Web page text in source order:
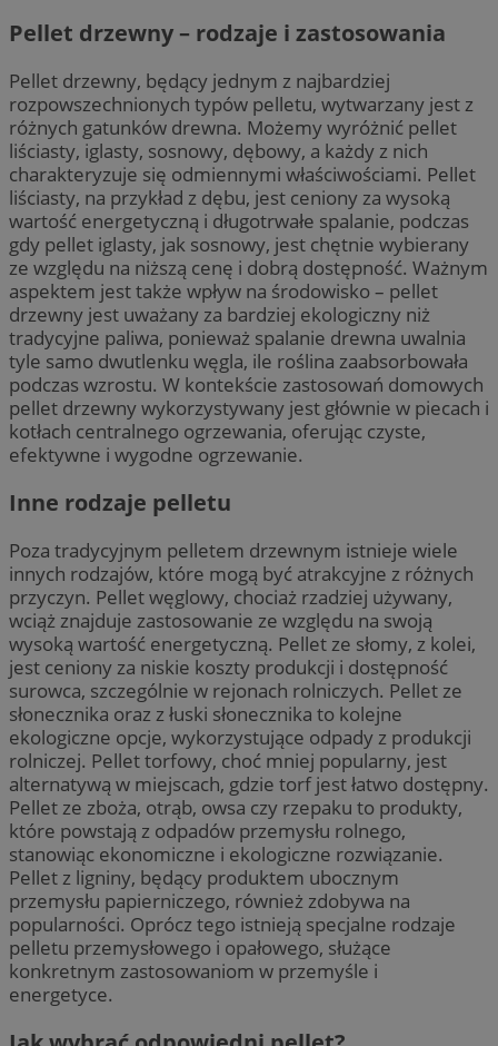
Pellet drzewny – rodzaje i zastosowania
Pellet drzewny, będący jednym z najbardziej
rozpowszechnionych typów pelletu, wytwarzany jest z
różnych gatunków drewna. Możemy wyróżnić pellet
liściasty, iglasty, sosnowy, dębowy, a każdy z nich
charakteryzuje się odmiennymi właściwościami. Pellet
liściasty, na przykład z dębu, jest ceniony za wysoką
wartość energetyczną i długotrwałe spalanie, podczas
gdy pellet iglasty, jak sosnowy, jest chętnie wybierany
ze względu na niższą cenę i dobrą dostępność. Ważnym
aspektem jest także wpływ na środowisko – pellet
drzewny jest uważany za bardziej ekologiczny niż
tradycyjne paliwa, ponieważ spalanie drewna uwalnia
tyle samo dwutlenku węgla, ile roślina zaabsorbowała
podczas wzrostu. W kontekście zastosowań domowych
pellet drzewny wykorzystywany jest głównie w piecach i
kotłach centralnego ogrzewania, oferując czyste,
efektywne i wygodne ogrzewanie.
Inne rodzaje pelletu
Poza tradycyjnym pelletem drzewnym istnieje wiele
innych rodzajów, które mogą być atrakcyjne z różnych
przyczyn. Pellet węglowy, chociaż rzadziej używany,
wciąż znajduje zastosowanie ze względu na swoją
wysoką wartość energetyczną. Pellet ze słomy, z kolei,
jest ceniony za niskie koszty produkcji i dostępność
surowca, szczególnie w rejonach rolniczych. Pellet ze
słonecznika oraz z łuski słonecznika to kolejne
ekologiczne opcje, wykorzystujące odpady z produkcji
rolniczej. Pellet torfowy, choć mniej popularny, jest
alternatywą w miejscach, gdzie torf jest łatwo dostępny.
Pellet ze zboża, otrąb, owsa czy rzepaku to produkty,
które powstają z odpadów przemysłu rolnego,
stanowiąc ekonomiczne i ekologiczne rozwiązanie.
Pellet z ligniny, będący produktem ubocznym
przemysłu papierniczego, również zdobywa na
popularności. Oprócz tego istnieją specjalne rodzaje
pelletu przemysłowego i opałowego, służące
konkretnym zastosowaniom w przemyśle i
energetyce.